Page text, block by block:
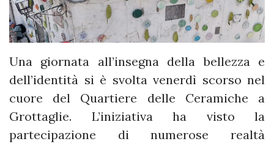
Una giornata all’insegna della bellezza e
dell’identità si è svolta venerdì scorso nel
cuore del Quartiere delle Ceramiche a
Grottaglie. L’iniziativa ha visto la
partecipazione di numerose realtà